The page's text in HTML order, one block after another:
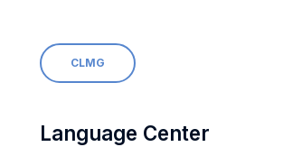
CLMG
Language Center